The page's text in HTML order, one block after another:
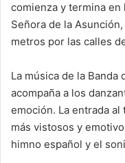
comienza y termina
Señora de la
metros por las calles
La música de la Banda
acompaña a los
emoción. La entrada
más vistosos y
himno español y el